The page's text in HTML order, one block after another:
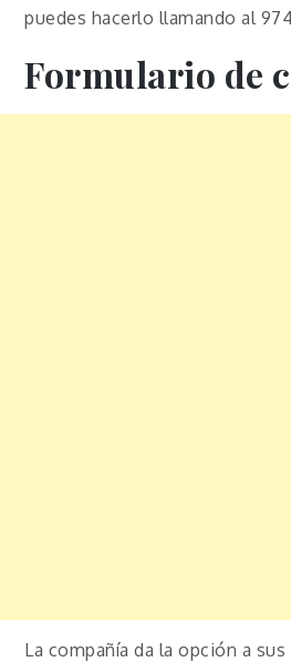
puedes hacerlo llamando al
Formulario de
La compañía da la opción a